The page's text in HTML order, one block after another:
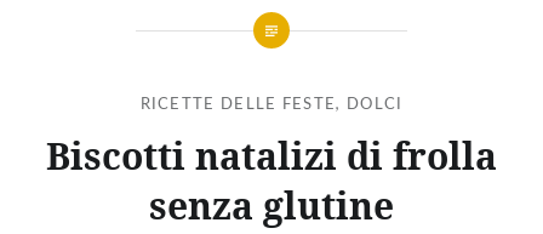
RICETTE DELLE FESTE, DOLCI
Biscotti natalizi di frolla
senza glutine